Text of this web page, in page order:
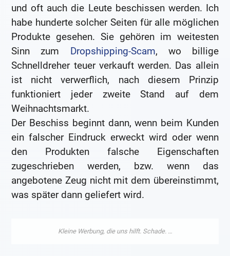
und oft auch die Leute beschissen werden. Ich
habe hunderte solcher Seiten für alle möglichen
Produkte gesehen. Sie gehören im weitesten
Sinn zum Dropshipping-Scam, wo billige
Schnelldreher teuer verkauft werden. Das allein
ist nicht verwerflich, nach diesem Prinzip
funktioniert jeder zweite Stand auf dem
Weihnachtsmarkt.
Der Beschiss beginnt dann, wenn beim Kunden
ein falscher Eindruck erweckt wird oder wenn
den Produkten falsche Eigenschaften
zugeschrieben werden, bzw. wenn das
angebotene Zeug nicht mit dem übereinstimmt,
was später dann geliefert wird.